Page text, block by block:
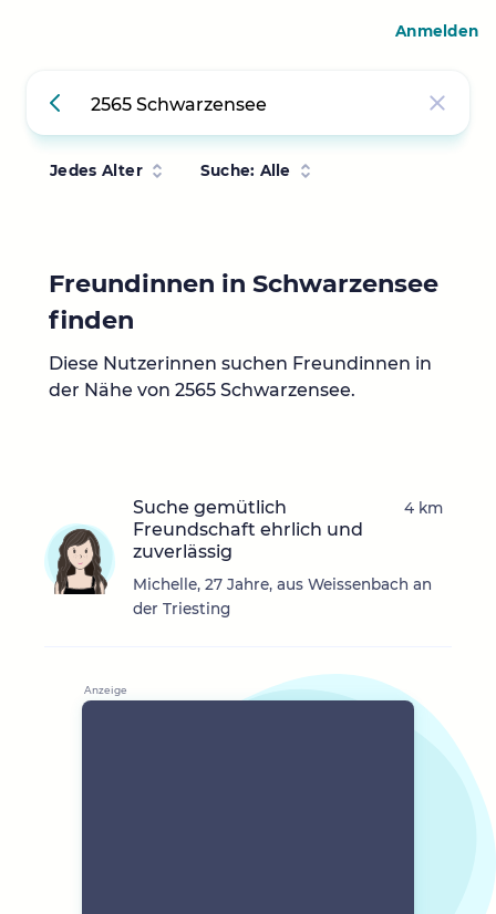
Jedes Alter Suche: Alle
Freundinnen in Schwarzensee
finden
Diese Nutzerinnen suchen Freundinnen in
der Nähe von 2565 Schwarzensee.
Suche gemütlich
Freundschaft ehrlich und
zuverlässig
Michelle, 27 Jahre, aus Weissenbach an
der Triesting
4 km
Anmelden